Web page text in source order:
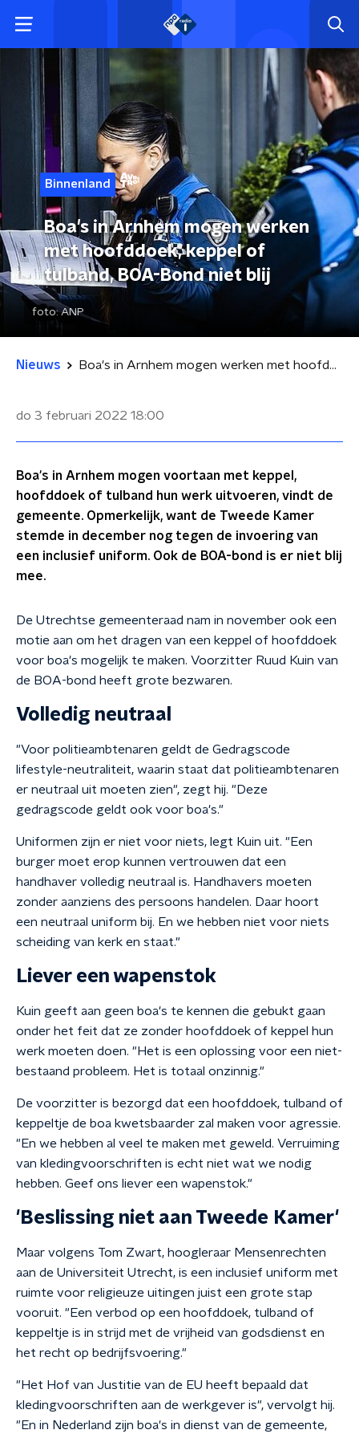
Binnenland
Boa's in Arnhem mogen werken
met hoofddoek, keppel of
tulband, BOA-Bond niet blij
foto:ANP
Nieuws Boa's in Arnhem mogen werken met hoofddoek, keppel of tulband, BOA-Bond niet blij
do 3 februari 2022 18:00
Boa's in Arnhem mogen voortaan met keppel,
hoofddoek of tulband hun werk uitvoeren, vindt de
gemeente. Opmerkelijk, want de Tweede Kamer
stemde in december nog tegen de invoering van
een inclusief uniform. Ook de BOA-bond is er niet blij
mee.
De Utrechtse gemeenteraad nam in november ook een
motie aan om het dragen van een keppel of hoofddoek
voor boa's mogelijk te maken. Voorzitter Ruud Kuin van
de BOA-bond heeft grote bezwaren.
Volledig neutraal
"Voor politieambtenaren geldt de Gedragscode
lifestyle-neutraliteit, waarin staat dat politieambtenaren
er neutraal uit moeten zien", zegt hij. "Deze
gedragscode geldt ook voor boa's."
Uniformen zijn er niet voor niets, legt Kuin uit. "Een
burger moet erop kunnen vertrouwen dat een
handhaver volledig neutraal is. Handhavers moeten
zonder aanziens des persoons handelen. Daar hoort
een neutraal uniform bij. En we hebben niet voor niets
scheiding van kerk en staat."
Liever een wapenstok
Kuin geeft aan geen boa's te kennen die gebukt gaan
onder het feit dat ze zonder hoofddoek of keppel hun
werk moeten doen. "Het is een oplossing voor een niet-
bestaand probleem. Het is totaal onzinnig."
De voorzitter is bezorgd dat een hoofddoek, tulband of
keppeltje de boa kwetsbaarder zal maken voor agressie.
"En we hebben al veel te maken met geweld. Verruiming
van kledingvoorschriften is echt niet wat we nodig
hebben. Geef ons liever een wapenstok."
'Beslissing niet aan Tweede Kamer'
Maar volgens Tom Zwart, hoogleraar Mensenrechten
aan de Universiteit Utrecht, is een inclusief uniform met
ruimte voor religieuze uitingen juist een grote stap
vooruit. "Een verbod op een hoofddoek, tulband of
keppeltje is in strijd met de vrijheid van godsdienst en
het recht op bedrijfsvoering."
"Het Hof van Justitie van de EU heeft bepaald dat
kledingvoorschriften aan de werkgever is", vervolgt hij.
"En in Nederland zijn boa's in dienst van de gemeente,